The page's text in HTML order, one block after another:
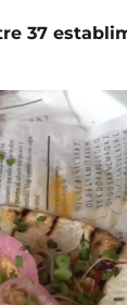
37